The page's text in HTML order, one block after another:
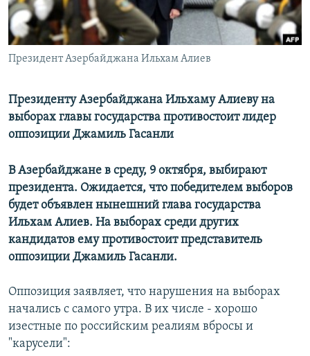
Президент Азербайджана Ильхам Алиев
Президенту Азербайджана Ильхаму Алиеву на
выборах главы государства противостоит лидер
оппозиции Джамиль Гасанли
В Азербайджане в среду, 9 октября, выбирают
президента. Ожидается, что победителем выборов
будет объявлен нынешний глава государства
Ильхам Алиев. На выборах среди других
кандидатов ему противостоит представитель
оппозиции Джамиль Гасанли.
Оппозиция заявляет, что нарушения на выборах
начались с самого утра. В их числе - хорошо
изестные по российским реалиям вбросы и
"карусели":